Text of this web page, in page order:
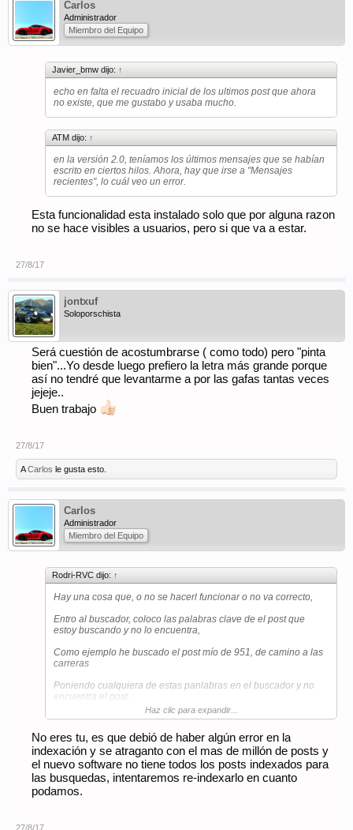
Carlos
Administrador
Miembro del Equipo
Javier_bmw dijo: ↑
echo en falta el recuadro inicial de los ultimos post que ahora
no existe, que me gustabo y usaba mucho.
ATM dijo: ↑
en la versión 2.0, teníamos los últimos mensajes que se habían
escrito en ciertos hilos. Ahora, hay que irse a "Mensajes
recientes", lo cuál veo un error.
Esta funcionalidad esta instalado solo que por alguna razon
no se hace visibles a usuarios, pero si que va a estar.
27/8/17
jontxuf
Soloporschista
Será cuestión de acostumbrarse ( como todo) pero "pinta
bien"...Yo desde luego prefiero la letra más grande porque
así no tendré que levantarme a por las gafas tantas veces
jejeje..
Buen trabajo
27/8/17
ACarlos le gusta esto.
Carlos
Administrador
Miembro del Equipo
Rodri-RVC dijo: ↑
Hay una cosa que, o no se hacerl funcionar o no va correcto,
Entro al buscador, coloco las palabras clave de el post que
estoy buscando y no lo encuentra,
Como ejemplo he buscado el post mío de 951, de camino a las
carreras
Poniendo cualquiera de estas panlabras en el buscador y no
encuentra el post.
No sé si hay que hacerlo distinto o el buscador todavía no está
Haz clic para expandir...
No eres tu, es que debió de haber algún error en la
indexación y se atraganto con el mas de millón de posts y
el nuevo software no tiene todos los posts indexados para
las busquedas, intentaremos re-indexarlo en cuanto
podamos.
27/8/17